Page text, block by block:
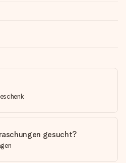
gesucht?